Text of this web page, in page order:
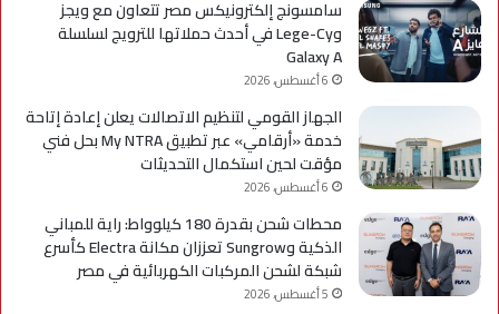
سامسونج إلكترونيكس مصر تتعاون مع ويجز
وLege-Cy في أحدث حملاتها للترويج لسلسلة
Galaxy A
6 أغسطس، 2026
الجهاز القومي لتنظيم الاتصالات يعلن إعادة إتاحة
خدمة «أرقامي» عبر تطبيق My NTRA بحل فني
مؤقت لحين استكمال التحديثات
6 أغسطس، 2026
محطات شحن بقدرة 180 كيلوواط: راية للمباني
الذكية وSungrow تعززان مكانة Electra كأسرع
شبكة لشحن المركبات الكهربائية في مصر
5 أغسطس، 2026